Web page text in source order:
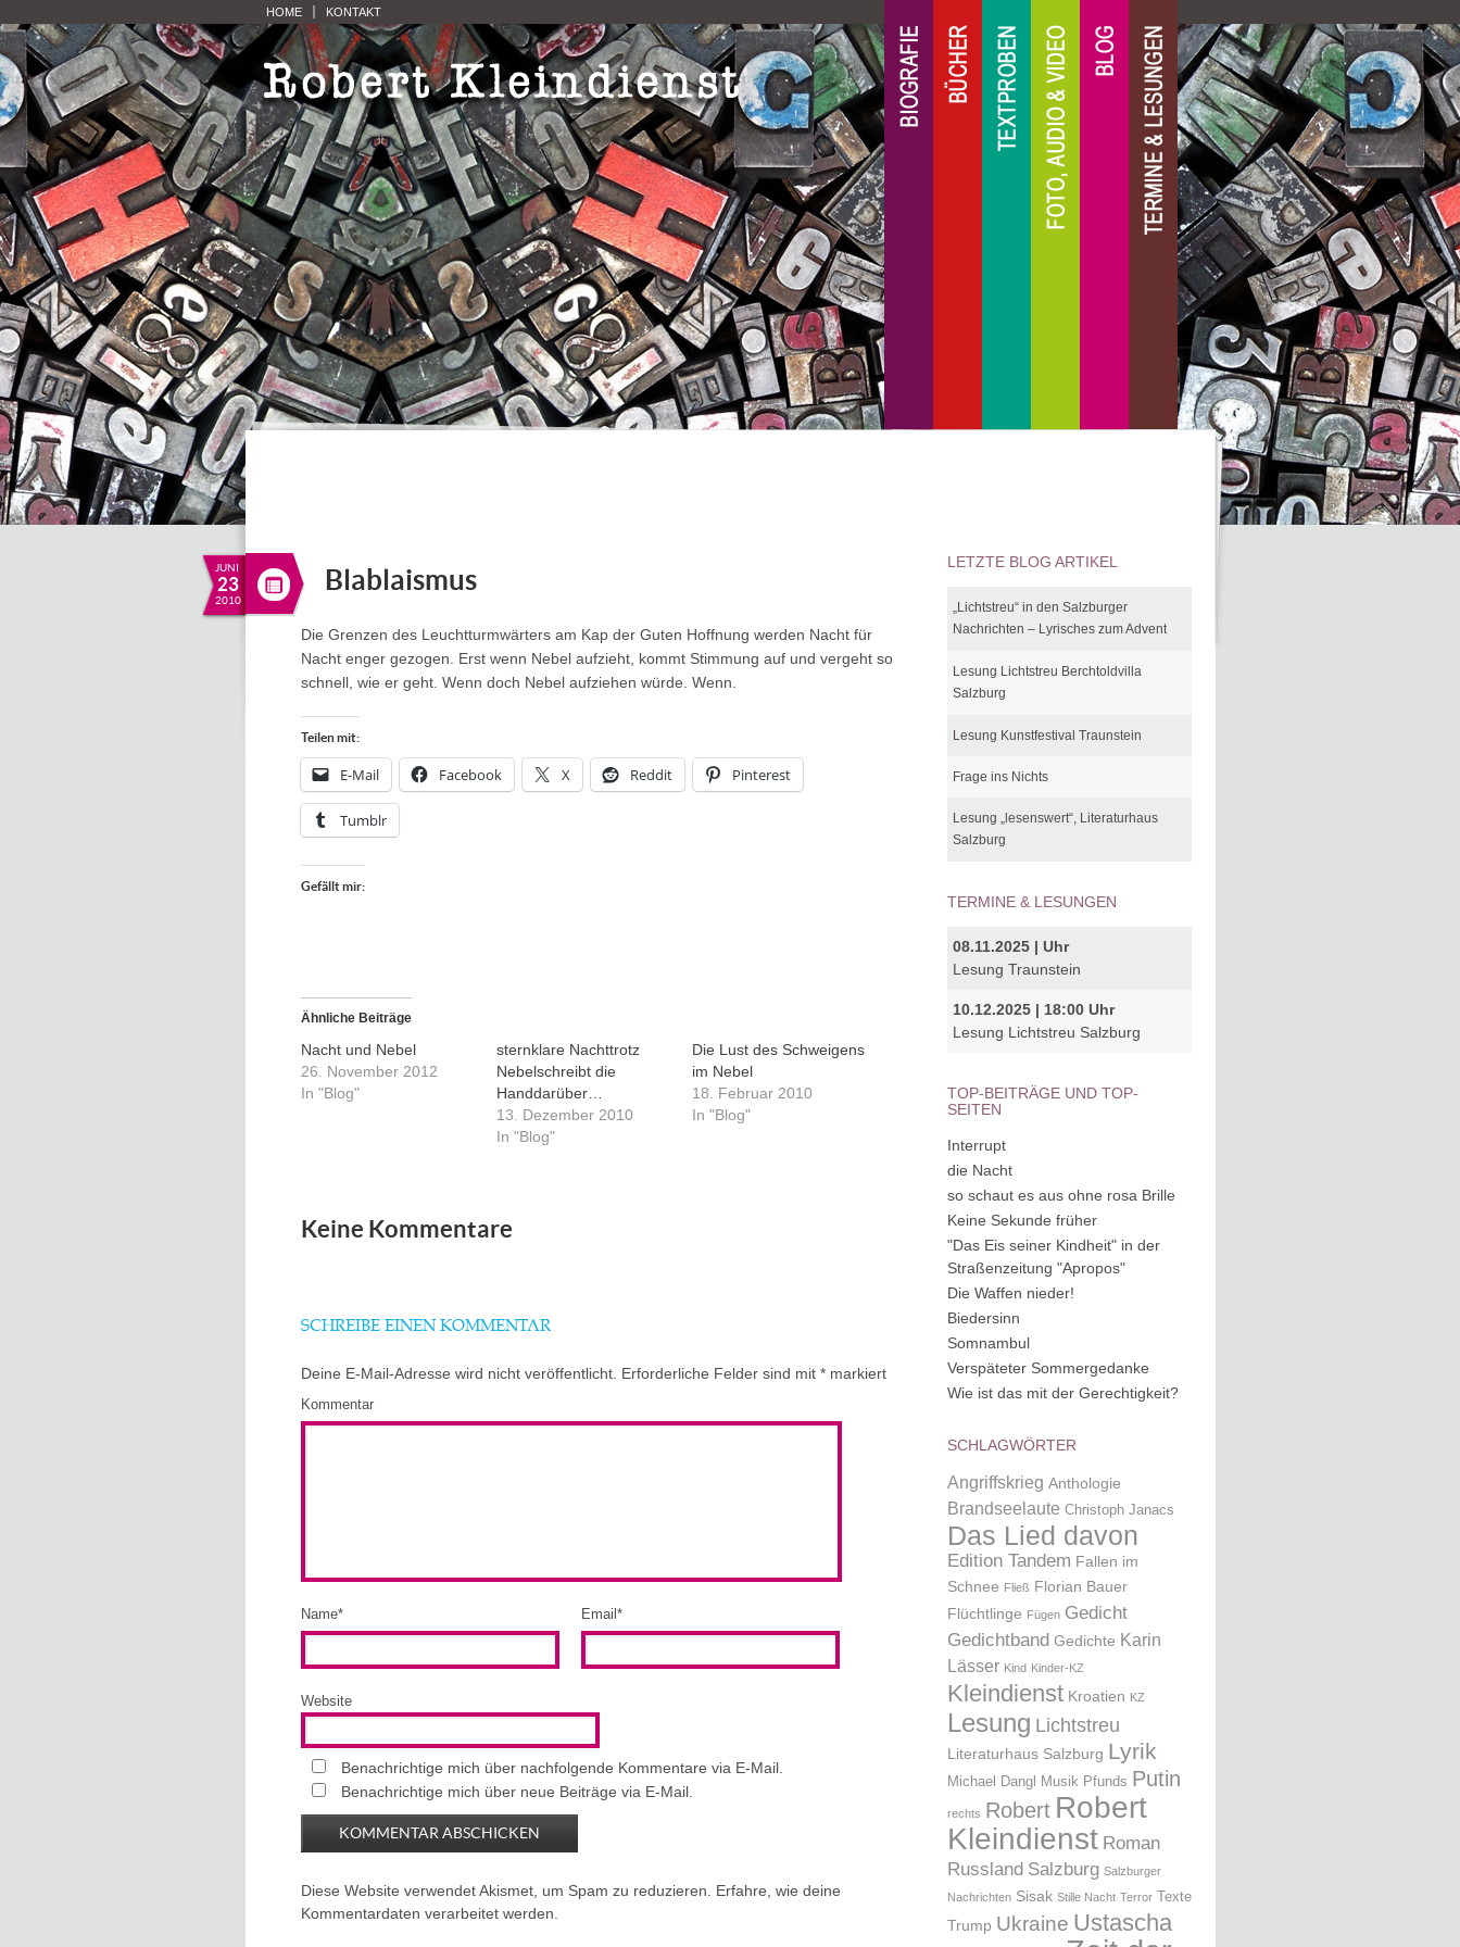
HOME KONTAKT
JUNI
23
2010
Blablaismus
Die Grenzen des Leuchtturmwärters am Kap der Guten Hoffnung werden Nacht für
Nacht enger gezogen. Erst wenn Nebel aufzieht, kommt Stimmung auf und vergeht so
schnell, wie er geht. Wenn doch Nebel aufziehen würde. Wenn.
Teilen mit:
E-Mail Facebook X Reddit Pinterest
Tumblr
Gefällt mir:
Ähnliche Beiträge
Nacht und Nebel
26. November 2012
In "Blog"
sternklare Nachttrotz
Nebelschreibt die
Handdarüber…
13. Dezember 2010
In "Blog"
Die Lust des Schweigens
im Nebel
18. Februar 2010
In "Blog"
Keine Kommentare
SCHREIBE EINEN KOMMENTAR
Deine E-Mail-Adresse wird nicht veröffentlicht. Erforderliche Felder sind mit * markiert
Kommentar
Name* Email *
Website
Benachrichtige mich über nachfolgende Kommentare via E-Mail.
Benachrichtige mich über neue Beiträge via E-Mail.
Diese Website verwendet Akismet, um Spam zu reduzieren. Erfahre, wie deine
Kommentardaten verarbeitet werden.
LETZTE BLOG ARTIKEL
„Lichtstreu“ in den Salzburger
Nachrichten – Lyrisches zum Advent
Lesung Lichtstreu Berchtoldvilla
Salzburg
Lesung Kunstfestival Traunstein
Frage ins Nichts
Lesung „lesenswert“, Literaturhaus
Salzburg
TERMINE & LESUNGEN
08.11.2025 | Uhr
Lesung Traunstein
10.12.2025 | 18:00 Uhr
Lesung Lichtstreu Salzburg
TOP-BEITRÄGE UND TOP-
SEITEN
Interrupt
die Nacht
so schaut es aus ohne rosa Brille
Keine Sekunde früher
"Das Eis seiner Kindheit" in der
Straßenzeitung "Apropos"
Die Waffen nieder!
Biedersinn
Somnambul
Verspäteter Sommergedanke
Wie ist das mit der Gerechtigkeit?
SCHLAGWÖRTER
Angriffskrieg Anthologie
Brandseelaute Christoph Janacs
Das Lied davon
Edition Tandem Fallen im
Schnee Fließ Florian Bauer
Flüchtlinge Fügen Gedicht
Gedichtband Gedichte Karin
Lässer Kind Kinder-KZ
Kleindienst Kroatien KZ
Lesung Lichtstreu
Literaturhaus Salzburg Lyrik
Michael Dangl Musik Pfunds Putin
rechts Robert Robert
Kleindienst Roman
Russland Salzburg Salzburger
Nachrichten Sisak Stille Nacht Terror Texte
Trump Ukraine Ustascha